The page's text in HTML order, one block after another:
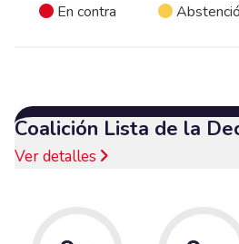
En contra
Coalición Lista de la
Ver detalles